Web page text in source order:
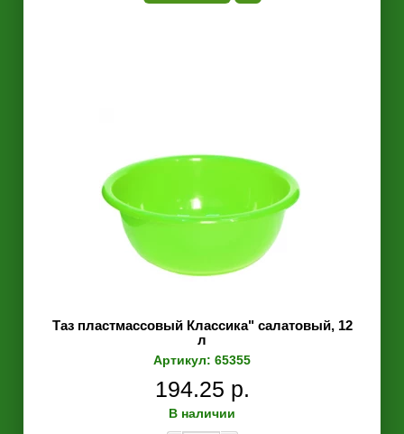
Таз пластмассовый Классика" салатовый, 12
л
Артикул: 65355
194.25 р.
В наличии